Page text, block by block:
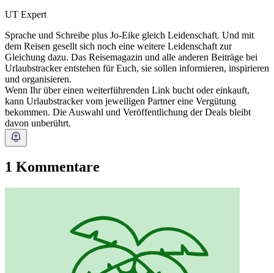
UT Expert
Sprache und Schreibe plus Jo-Eike gleich Leidenschaft. Und mit
dem Reisen gesellt sich noch eine weitere Leidenschaft zur
Gleichung dazu. Das Reisemagazin und alle anderen Beiträge bei
Urlaubstracker entstehen für Euch, sie sollen informieren, inspirieren
und organisieren.
Wenn Ihr über einen weiterführenden Link bucht oder einkauft,
kann Urlaubstracker vom jeweiligen Partner eine Vergütung
bekommen. Die Auswahl und Veröffentlichung der Deals bleibt
davon unberührt.
1 Kommentare